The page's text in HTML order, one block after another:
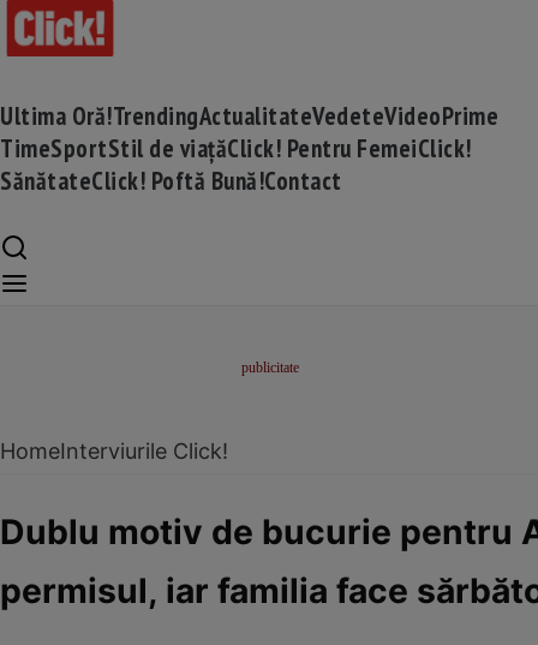
Ultima Oră!TrendingActualitateVedeteVideoPrime
TimeSportStil de viațăClick! Pentru FemeiClick!
SănătateClick! Poftă Bună!Contact
HomeInterviurile Click!
Dublu motiv de bucurie pentru
permisul, iar familia face